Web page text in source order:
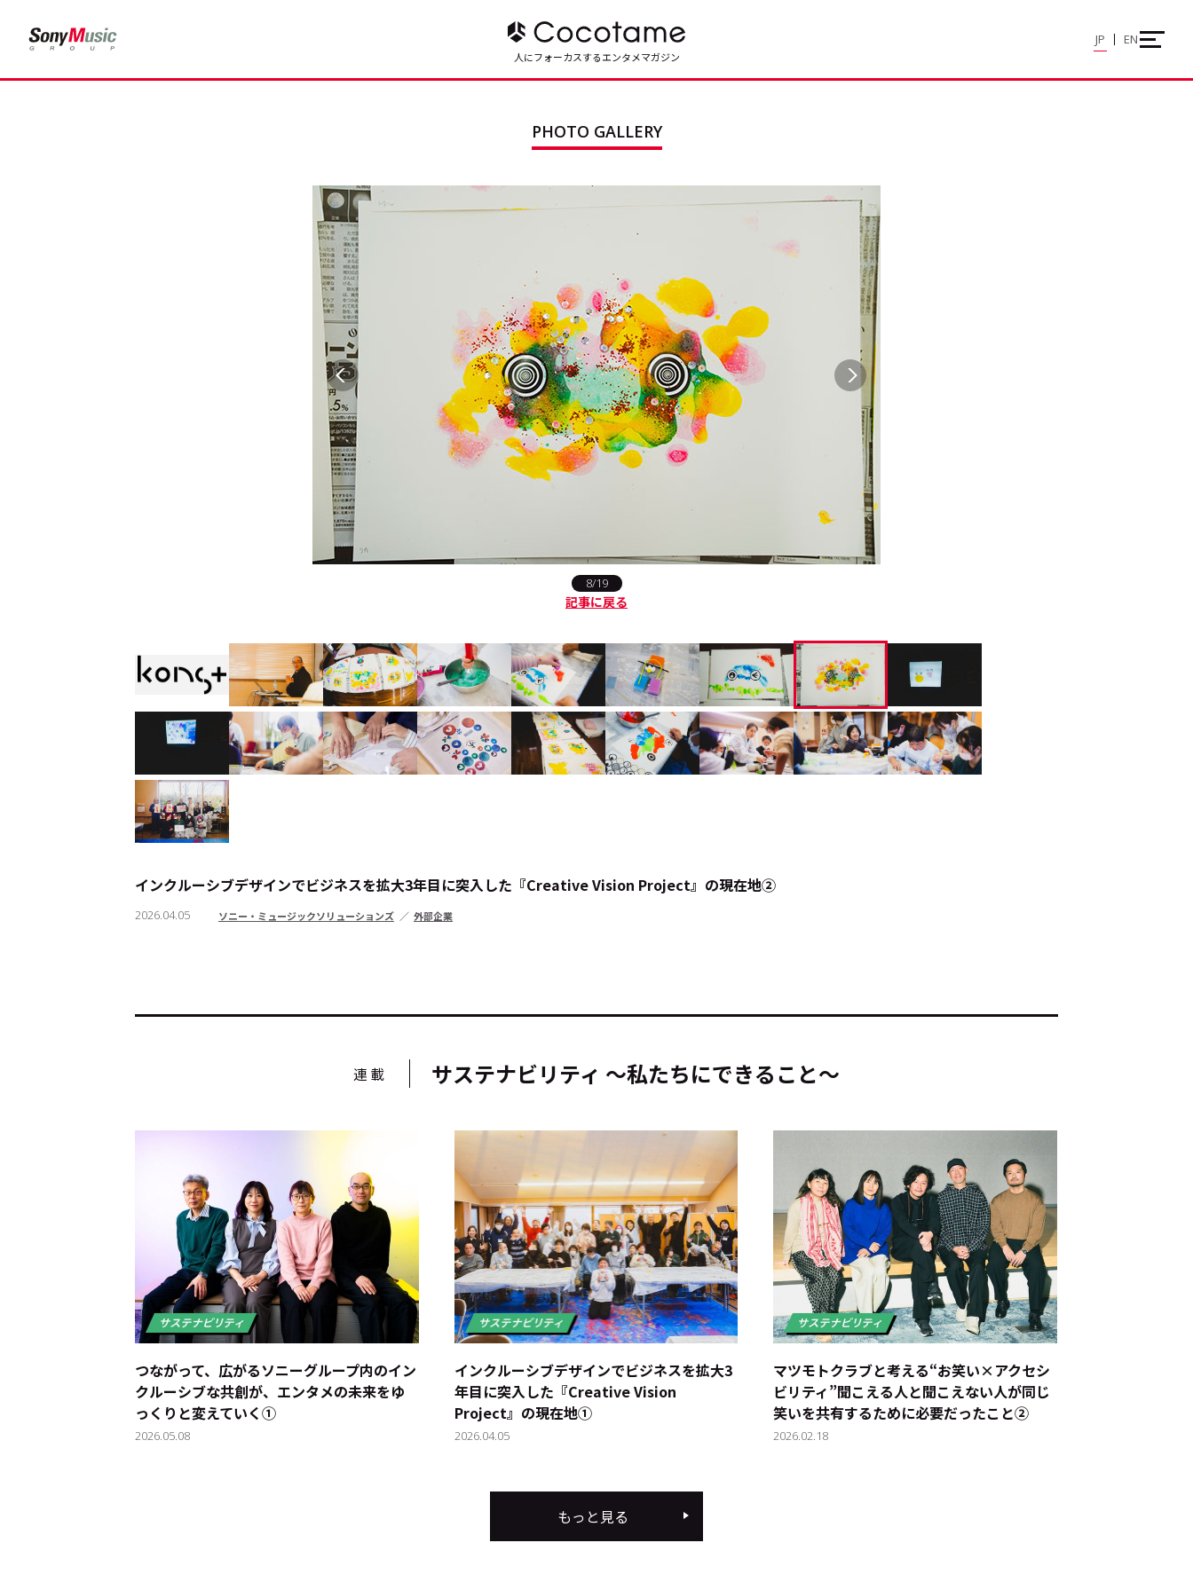
トップ Top
運営会社 プライバシーポリシー 本サイトご利用にあたって Cookie Settings お問い合わせ EN
人にフォーカスするエンタメマガジン
JP EN
PHOTO GALLERY
8/19
記事に戻る
インクルーシブデザインでビジネスを拡大――3年目に突入した『Creative Vision Project』の現在地②
2026.04.05 ソニー・ミュージックソリューションズ 外部企業
連載 サステナビリティ ～私たちにできること～
つながって、広がる――ソニーグループ内のイン
クルーシブな共創が、エンタメの未来をゆ
っくりと変えていく①
2026.05.08
インクルーシブデザインでビジネスを拡大――3
年目に突入した『Creative Vision
Project』の現在地①
2026.04.05
マツモトクラブと考える“お笑い×アクセシ
ビリティ”――聞こえる人と聞こえない人が同じ
笑いを共有するために必要だったこと②
2026.02.18
もっと見る